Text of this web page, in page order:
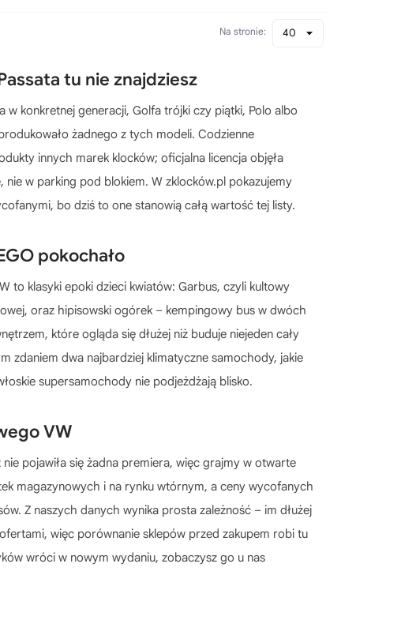
40
Na stronie:
tu nie znajdziesz
w konkretnej generacji, Golfa trójki czy piątki, Polo albo
żadnego z tych modeli. Codzienne
innych marek klocków; oficjalna licencja objęła
w parking pod blokiem. W zklocków.pl pokazujemy
bo dziś to one stanowią całą wartość tej listy.
pokochało
to klasyki epoki dzieci kwiatów: Garbus, czyli kultowy
oraz hipisowski ogórek – kempingowy bus w dwóch
które ogląda się dłużej niż buduje niejeden cały
zdaniem dwa najbardziej klimatyczne samochody, jakie
supersamochody nie podjeżdżają blisko.
VW
pojawiła się żadna premiera, więc grajmy w otwarte
magazynowych i na rynku wtórnym, a ceny wycofanych
Z naszych danych wynika prosta zależność – im dłużej
więc porównanie sklepów przed zakupem robi tu
wróci w nowym wydaniu, zobaczysz go u nas